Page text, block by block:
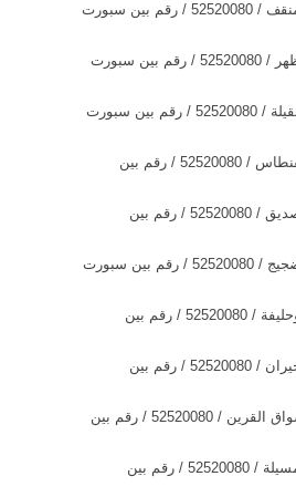
بي ان سبورت المنقف / 52520080 / رقم بين سبورت
بي ان سبورت الظهر / 52520080 / رقم بين سبورت
بي ان سبورت العقيلة / 52520080 / رقم بين سبورت
بي ان سبورت الفنطاس / 52520080 / رقم بين
بي ان سبورت الصديق / 52520080 / رقم بين
بي ان سبورت الضجيج / 52520080 / رقم بين سبورت
بي ان سبورت أبوحليفة / 52520080 / رقم بين
بي ان سبورت الخيران / 52520080 / رقم بين
بي ان سبورت أسواق القرين / 52520080 / رقم بين
بي ان سبورت المسيلة / 52520080 / رقم بين